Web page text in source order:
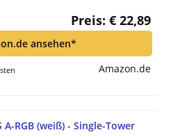
Preis: € 22,89
ansehen*
Amazon.de